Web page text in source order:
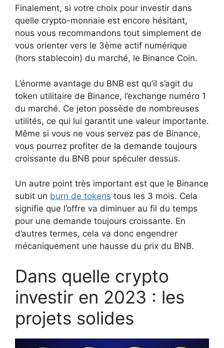
Finalement, si votre choix pour investir dans
quelle crypto-monnaie est encore hésitant,
nous vous recommandons tout simplement de
vous orienter vers le 3ème actif numérique
(hors stablecoin) du marché, le Binance Coin.
L’énorme avantage du BNB est qu’il s’agit du
token utilitaire de Binance, l’exchange numéro 1
du marché. Ce jeton possède de nombreuses
utilités, ce qui lui garantit une valeur importante.
Même si vous ne vous servez pas de Binance,
vous pourrez profiter de la demande toujours
croissante du BNB pour spéculer dessus.
Un autre point très important est que le Binance
subit un burn de tokens tous les 3 mois. Cela
signifie que l’offre va diminuer au fil du temps
pour une demande toujours croissante. En
d’autres termes, cela va donc engendrer
mécaniquement une hausse du prix du BNB.
Dans quelle crypto
investir en 2023 : les
projets solides